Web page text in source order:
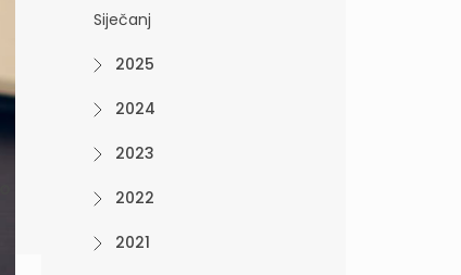
Siječanj
2025
2024
2023
2022
2021